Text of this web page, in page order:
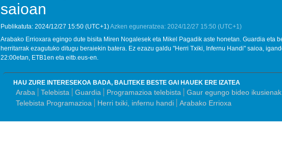
saioan
Publikatuta: 2024/12/27 15:50 (UTC+1)Azken eguneratzea: 2024/12/27 15:50 (UTC+1)
Arabako Errioxara egingo dute bisita Miren Nogalesek eta Mikel Pagadik aste honetan. Guardia eta
herritarrak ezagutuko ditugu beraiekin batera. Ez ezazu galdu "Herri Txiki, Infernu Handi" saioa,
22:00etan, ETB1en eta eitb.eus-en.
HAU ZURE INTERESEKOA BADA, BALITEKE BESTE GAI HAUEK ERE IZATEA
Araba Telebista Guardia Programazioa telebista
Gaur egungo bideo ikusienak
Telebista Programazioa
Herri txiki, infernu handi Arabako Errioxa